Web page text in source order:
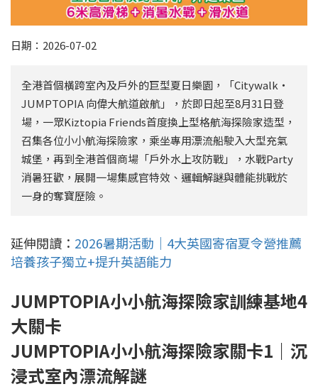
日期：2026-07-02
全港首個橫跨室內及戶外的巨型夏日樂園，「Citywalk‧
JUMPTOPIA 向偉大航道啟航」，於即日起至8月31日登
場，一眾Kiztopia Friends首度換上型格航海探險家造型，
召集各位小小航海探險家，乘坐專用漂流船駛入大型充氣
城堡，再到全港首個商場「戶外水上攻防戰」，水戰Party
消暑狂歡，展開一場集感官特效、邏輯解謎與體能挑戰於
一身的奪寶歷險。
延伸閱讀： 2026暑期活動｜4大英國寄宿夏令營推薦
培養孩子獨立+提升英語能力
JUMPTOPIA小小航海探險家訓練基地4
大關卡
JUMPTOPIA小小航海探險家關卡1｜沉
浸式室內漂流解謎